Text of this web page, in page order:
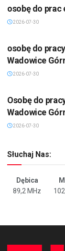
osobę do prac
2026-07-30
osobę do
Wadowice
2026-07-30
Osobę do
Wadowice
2026-07-30
Słuchaj Nas:
Dębica
89,2 MHz